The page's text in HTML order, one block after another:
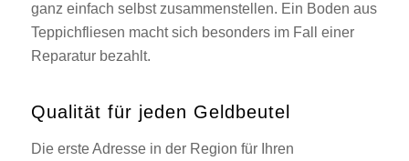
ganz einfach selbst zusammenstellen. Ein Boden aus
Teppichfliesen macht sich besonders im Fall einer
Reparatur bezahlt.
Qualität für jeden Geldbeutel
Die erste Adresse in der Region für Ihren